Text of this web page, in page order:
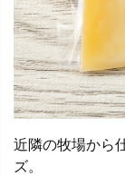
近隣の牧場から
ズ。